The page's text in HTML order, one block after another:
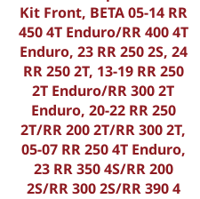
Kit Front, BETA 05-14 RR
450 4T Enduro/RR 400 4T
Enduro, 23 RR 250 2S, 24
RR 250 2T, 13-19 RR 250
2T Enduro/RR 300 2T
Enduro, 20-22 RR 250
2T/RR 200 2T/RR 300 2T,
05-07 RR 250 4T Enduro,
23 RR 350 4S/RR 200
2S/RR 300 2S/RR 390 4